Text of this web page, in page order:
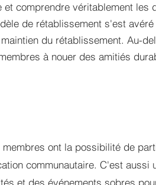
comprendre véritablement les
de rétablissement s'est avéré
du rétablissement. Au-
à nouer des amitiés
ont la possibilité de
communautaire. C'est aussi
et des événements sobres